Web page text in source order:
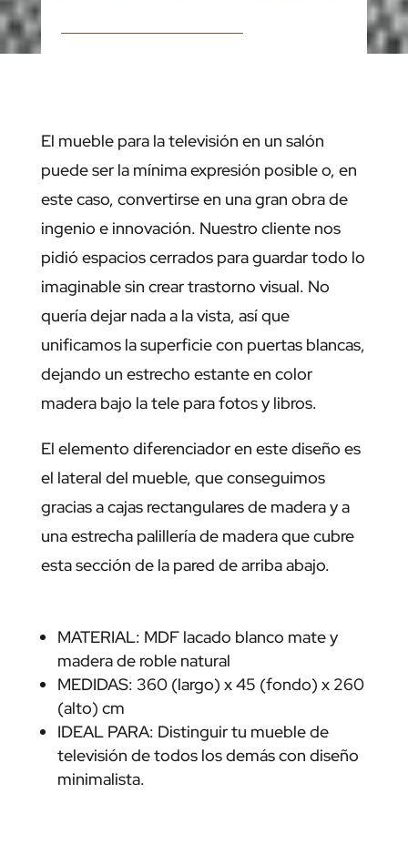
El mueble para la televisión en un salón
puede ser la mínima expresión posible o, en
este caso, convertirse en una gran obra de
ingenio e innovación. Nuestro cliente nos
pidió espacios cerrados para guardar todo lo
imaginable sin crear trastorno visual. No
quería dejar nada a la vista, así que
unificamos la superficie con puertas blancas,
dejando un estrecho estante en color
madera bajo la tele para fotos y libros.
El elemento diferenciador en este diseño es
el lateral del mueble, que conseguimos
gracias a cajas rectangulares de madera y a
una estrecha palillería de madera que cubre
esta sección de la pared de arriba abajo.
MATERIAL: MDF lacado blanco mate y
madera de roble natural
MEDIDAS: 360 (largo) x 45 (fondo) x 260
(alto) cm
IDEAL PARA: Distinguir tu mueble de
televisión de todos los demás con diseño
minimalista.